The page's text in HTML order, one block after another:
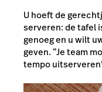
U hoeft de
serveren: de tafel
genoeg en u wilt
geven. “Je team
tempo